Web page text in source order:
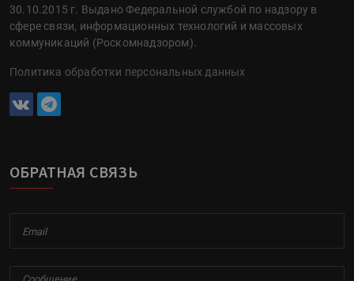
30.10.2015 г. Выдано Федеральной службой по надзору в
сфере связи, информационных технологий и массовых
коммуникаций (Роскомнадзором).
Политика обработки персональных данных
ОБРАТНАЯ СВЯЗЬ